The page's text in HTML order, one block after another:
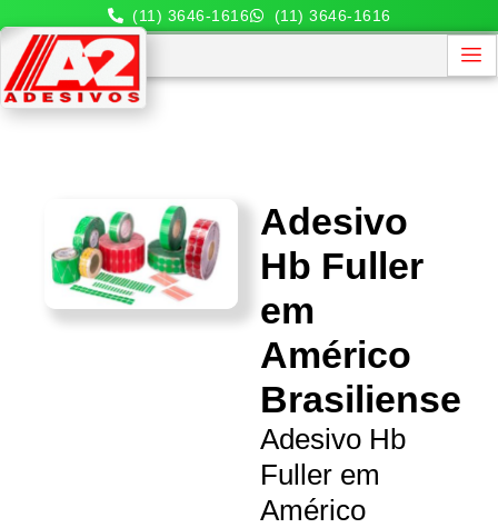
(11) 3646-1616 (11) 3646-1616
Adesivo
Hb Fuller
em
Américo
Brasiliense
Adesivo Hb
Fuller em
Américo